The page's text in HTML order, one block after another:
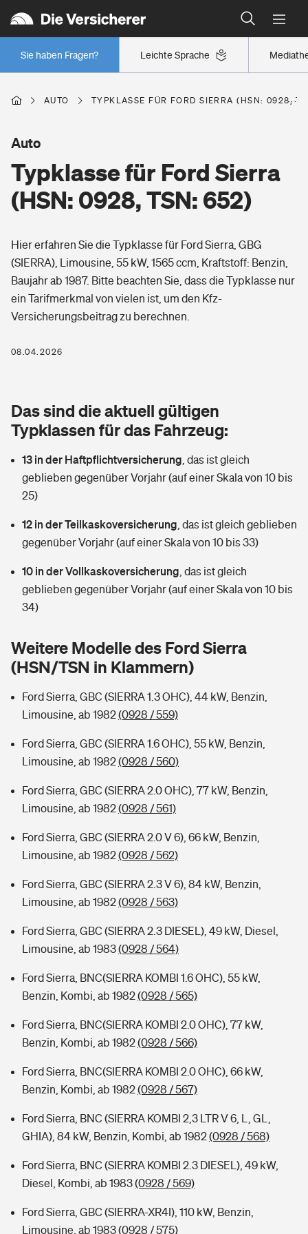
Leichte Sprache
Sie haben Fragen?
Wer versichert was: Jetzt Versicherer finden
Regionalklassen: So ist Ihre Region eingestuft
Wer versichert was: Jetzt Versicherer finden
Berufsunfähigkeitsversicherung
Erwerbsunfähigkeitsversicherung
Grundfähigkeitsversicherung
Arbeitsrechtsschutz
Berufshaftpflichtversicherung
Zur Übersicht
Tools
Wer versichert was: Jetzt Versicherer finden
Sie haben Fragen?
Wohnen
Glasversicherung
Mietkautionsversicherung
Restkreditversicherung
Tools
Hochwasser-Check: Wie gefährdet ist Ihr Haus?
Sie haben Fragen?
Freizeit
Pri­vate Haft­pflicht­
Kinderunfall­ver­si­che­rung
Kinderinvalidität
Hundehalter-Haftpflicht
Handyversicherung
Private Cyberversicherung
Zur Übersicht
Kinderunfall-Check: Mehr Sicherheit für deine Kids
Typklassen: So ist Ihr Auto eingestuft
Sie haben Fragen?
Gesundheit
Private Krankenversicherung
Dread-Disease-Versicherung
Tierkrankenversicherung
Zur Übersicht
Tools
Wer versichert was: Jetzt Versicherer finden
Rentenrechner: Wie viel Geld bekomme ich im Alter?
AUTO TYPKLASSE FÜR FORD SIERRA (HSN: 0928,
Typklasse für Ford Sierra
(HSN: 0928, TSN: 652)
Auto
Hier erfahren Sie die Typklasse für Ford Sierra, GBG
(SIERRA), Limousine, 55 kW, 1565 ccm, Kraftstoff: Benzin,
Baujahr ab 1987. Bitte beachten Sie, dass die Typklasse nur
ein Tarifmerkmal von vielen ist, um den Kfz-
Versicherungsbeitrag zu berechnen.
08.04.2026
Das sind die aktuell gültigen
Typklassen für das Fahrzeug:
13 in der Haftpflichtversicherung das ist gleich
geblieben gegenüber Vorjahr (auf einer Skala von 10 bis
25)
12 in der Teilkaskoversicherung das ist gleich geblieben
gegenüber Vorjahr (auf einer Skala von 10 bis 33)
10 in der Vollkaskoversicherung das ist gleich
geblieben gegenüber Vorjahr (auf einer Skala von 10 bis
34)
Weitere Modelle des Ford Sierra
(HSN/TSN in Klammern)
Ford Sierra, GBC (SIERRA 1.3 OHC), 44 kW, Benzin,
Limousine, ab 1982(0928 / 559)
Ford Sierra, GBC (SIERRA 1.6 OHC), 55 kW, Benzin,
Limousine, ab 1982(0928 / 560)
Ford Sierra, GBC (SIERRA 2.0 OHC), 77 kW, Benzin,
Limousine, ab 1982(0928 / 561)
Ford Sierra, GBC (SIERRA 2.0 V 6), 66 kW, Benzin,
Limousine, ab 1982(0928 / 562)
Ford Sierra, GBC (SIERRA 2.3 V 6), 84 kW, Benzin,
Limousine, ab 1982(0928 / 563)
Ford Sierra, GBC (SIERRA 2.3 DIESEL), 49 kW, Diesel,
Limousine, ab 1983(0928 / 564)
Ford Sierra, BNC(SIERRA KOMBI 1.6 OHC), 55 kW,
Benzin, Kombi, ab 1982(0928 / 565)
Ford Sierra, BNC(SIERRA KOMBI 2.0 OHC), 77 kW,
Benzin, Kombi, ab 1982(0928 / 566)
Ford Sierra, BNC(SIERRA KOMBI 2.0 OHC), 66 kW,
Benzin, Kombi, ab 1982(0928 / 567)
Ford Sierra, BNC (SIERRA KOMBI 2,3 LTR V 6, L, GL,
GHIA), 84 kW, Benzin, Kombi, ab 1982(0928 / 568)
Ford Sierra, BNC (SIERRA KOMBI 2.3 DIESEL), 49 kW,
Diesel, Kombi, ab 1983(0928 / 569)
Ford Sierra, GBC (SIERRA-XR4I), 110 kW, Benzin,
Limousine, ab 1983(0928 / 575)